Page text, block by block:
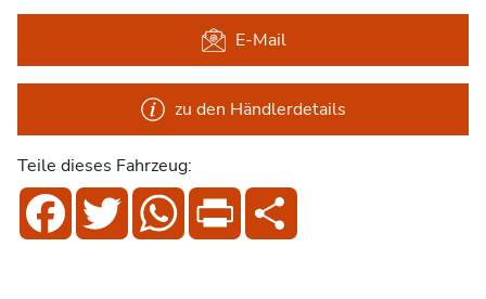
E-Mail
zu den Händlerdetails
Teile dieses Fahrzeug:
FacebookTwitterWhatsApp
Print